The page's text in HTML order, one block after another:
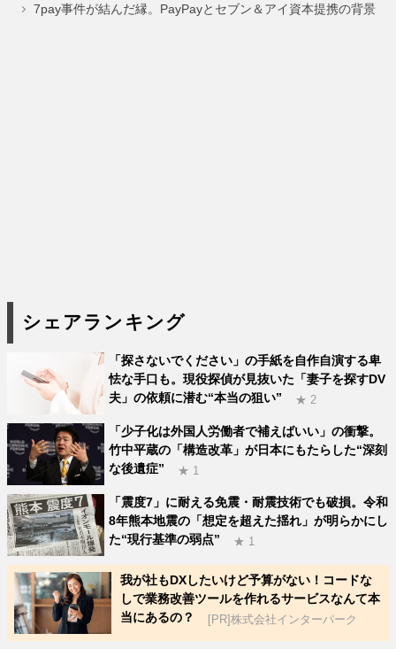
7pay事件が結んだ縁。PayPayとセブン＆アイ資本提携の背景
シェアランキング
「探さないでください」の手紙を自作自演する卑
怯な手口も。現役探偵が見抜いた「妻子を探すDV
夫」の依頼に潜む“本当の狙い”
★ 2
「少子化は外国人労働者で補えばいい」の衝撃。
竹中平蔵の「構造改革」が日本にもたらした“深刻
な後遺症”
★ 1
「震度7」に耐える免震・耐震技術でも破損。令和
8年熊本地震の「想定を超えた揺れ」が明らかにし
た“現行基準の弱点”
★ 1
我が社もDXしたいけど予算がない！コードな
しで業務改善ツールを作れるサービスなんて本
当にあるの？
[PR]株式会社インターパーク